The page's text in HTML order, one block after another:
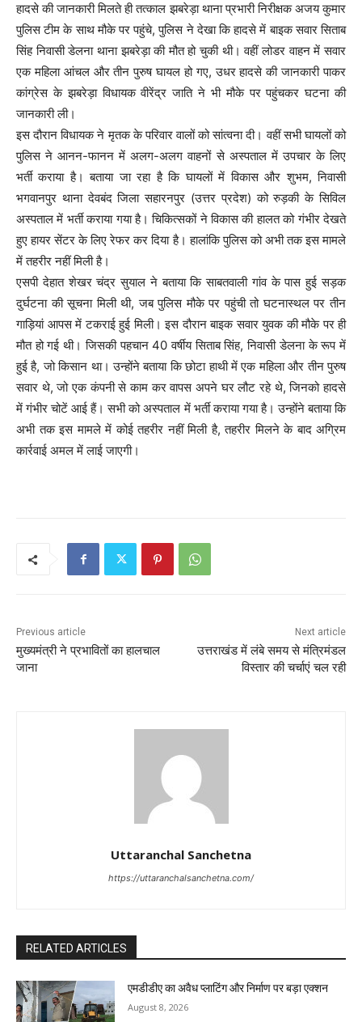
हादसे की जानकारी मिलते ही तत्काल झबरेड़ा थाना प्रभारी निरीक्षक अजय कुमार
पुलिस टीम के साथ मौके पर पहुंचे, पुलिस ने देखा कि हादसे में बाइक सवार सिताब
सिंह निवासी डेलना थाना झबरेड़ा की मौत हो चुकी थी। वहीं लोडर वाहन में सवार
एक महिला आंचल और तीन पुरुष घायल हो गए, उधर हादसे की जानकारी पाकर
कांग्रेस के झबरेड़ा विधायक वीरेंद्र जाति ने भी मौके पर पहुंचकर घटना की
जानकारी ली।
इस दौरान विधायक ने मृतक के परिवार वालों को सांत्वना दी। वहीं सभी घायलों को
पुलिस ने आनन-फानन में अलग-अलग वाहनों से अस्पताल में उपचार के लिए
भर्ती कराया है। बताया जा रहा है कि घायलों में विकास और शुभम, निवासी
भगवानपुर थाना देवबंद जिला सहारनपुर (उत्तर प्रदेश) को रुड़की के सिविल
अस्पताल में भर्ती कराया गया है। चिकित्सकों ने विकास की हालत को गंभीर देखते
हुए हायर सेंटर के लिए रेफर कर दिया है। हालांकि पुलिस को अभी तक इस मामले
में तहरीर नहीं मिली है।
एसपी देहात शेखर चंद्र सुयाल ने बताया कि साबतवाली गांव के पास हुई सड़क
दुर्घटना की सूचना मिली थी, जब पुलिस मौके पर पहुंची तो घटनास्थल पर तीन
गाड़ियां आपस में टकराई हुई मिली। इस दौरान बाइक सवार युवक की मौके पर ही
मौत हो गई थी। जिसकी पहचान 40 वर्षीय सिताब सिंह, निवासी डेलना के रूप में
हुई है, जो किसान था। उन्होंने बताया कि छोटा हाथी में एक महिला और तीन पुरुष
सवार थे, जो एक कंपनी से काम कर वापस अपने घर लौट रहे थे, जिनको हादसे
में गंभीर चोटें आई हैं। सभी को अस्पताल में भर्ती कराया गया है। उन्होंने बताया कि
अभी तक इस मामले में कोई तहरीर नहीं मिली है, तहरीर मिलने के बाद अग्रिम
कार्रवाई अमल में लाई जाएगी।
Previous article
मुख्यमंत्री ने प्रभावितों का हालचाल
जाना
Next article
उत्तराखंड में लंबे समय से मंत्रिमंडल
विस्तार की चर्चाएं चल रही
Uttaranchal Sanchetna
https://uttaranchalsanchetna.com/
RELATED ARTICLES
एमडीडीए का अवैध प्लाटिंग और निर्माण पर बड़ा एक्शन
August 8, 2026